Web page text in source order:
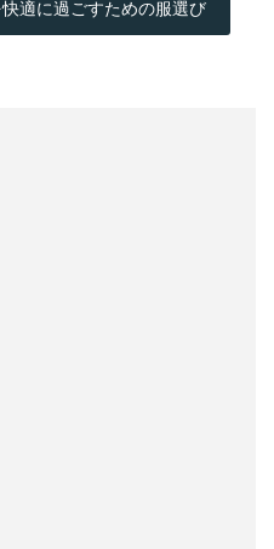
適に過ごすための服選び